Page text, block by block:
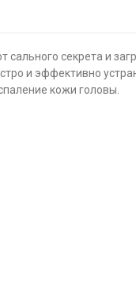
секрета и
и эффективно
кожи головы.